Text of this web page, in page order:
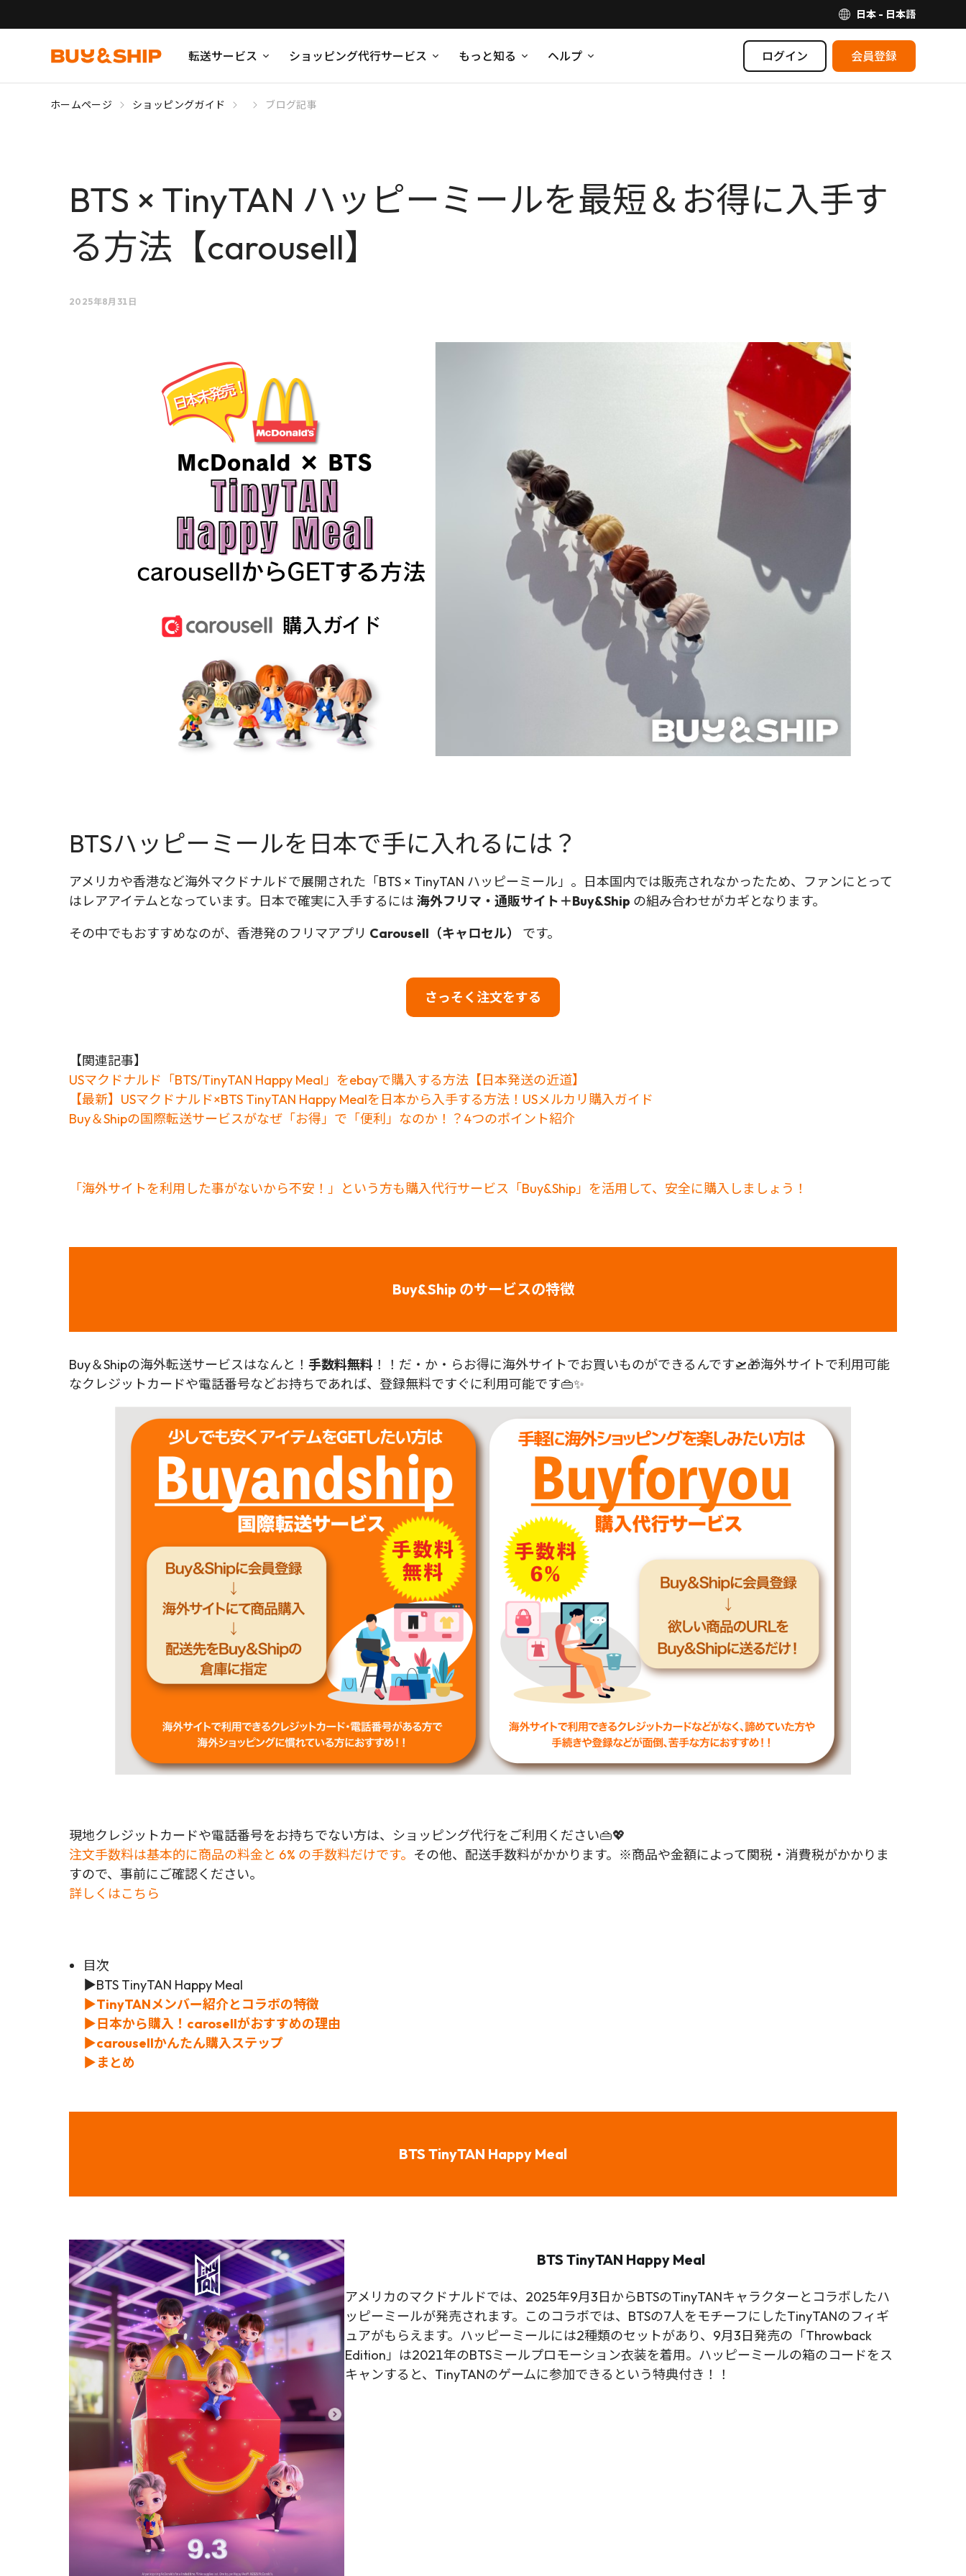
日本 - 日本語
転送サービス ショッピング代行サービス もっと知る ヘルプ ログイン 会員登録
ホームページ ショッピングガイド ブログ記事
BTS × TinyTAN ハッピーミールを最短＆お得に入手す
る方法【carousell】
2025年8月31日
BTSハッピーミールを日本で手に入れるには？
アメリカや香港など海外マクドナルドで展開された「BTS × TinyTAN ハッピーミール」。日本国内では販売されなかったため、ファンにとって
はレアアイテムとなっています。日本で確実に入手するには 海外フリマ・通販サイト＋Buy&Ship の組み合わせがカギとなります。
その中でもおすすめなのが、香港発のフリマアプリ Carousell（キャロセル） です。
さっそく注文をする
【関連記事】
USマクドナルド「BTS/TinyTAN Happy Meal」をebayで購入する方法【日本発送の近道】
【最新】USマクドナルド×BTS TinyTAN Happy Mealを日本から入手する方法！USメルカリ購入ガイド
Buy＆Shipの国際転送サービスがなぜ「お得」で「便利」なのか！？4つのポイント紹介
「海外サイトを利用した事がないから不安！」という方も購入代行サービス「Buy&Ship」を活用して、安全に購入しましょう！
Buy&Ship のサービスの特徴
Buy＆Shipの海外転送サービスはなんと！ 手数料無料 ！！だ・か・らお得に海外サイトでお買いものができるんです🛫🎁海外サイトで利用可能
なクレジットカードや電話番号などお持ちであれば、登録無料ですぐに利用可能です👜✨
現地クレジットカードや電話番号をお持ちでない方は、ショッピング代行をご利用ください👜💖
注文手数料は基本的に商品の料金と 6% の手数料だけです。 その他、配送手数料がかかります。※商品や金額によって関税・消費税がかかりま
すので、事前にご確認ください。
詳しくはこちら
目次
▶BTS TinyTAN Happy Meal
▶TinyTANメンバー紹介とコラボの特徴
▶日本から購入！carosellがおすすめの理由
▶carousellかんたん購入ステップ
▶まとめ
BTS TinyTAN Happy Meal
BTS TinyTAN Happy Meal
アメリカのマクドナルドでは、2025年9月3日からBTSのTinyTANキャラクターとコラボしたハ
ッピーミールが発売されます。このコラボでは、BTSの7人をモチーフにしたTinyTANのフィギ
ュアがもらえます。ハッピーミールには2種類のセットがあり、9月3日発売の「Throwback
Edition」は2021年のBTSミールプロモーション衣装を着用。ハッピーミールの箱のコードをス
キャンすると、TinyTANのゲームに参加できるという特典付き！！